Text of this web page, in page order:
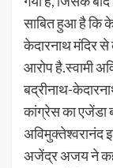
साबित हुआ है कि
केदारनाथ मंदिर
आरोप है.स्वामी
बद्रीनाथ-
कांग्रेस का एजेंडा
अविमुक्तेश्वरानंद
अजेंद्र अजय ने